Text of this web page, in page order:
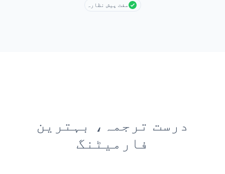
مفت پیش نظارہ
درست ترجمہ، بہترین
فارمیٹنگ